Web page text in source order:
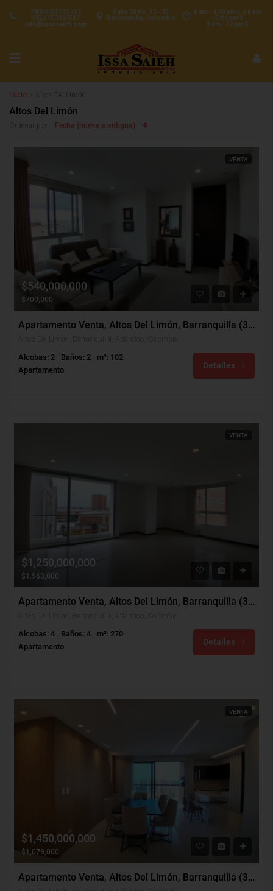
8 am - 4:30 pm L-J 8 am
- 5:00 pm V
8 am - 12 pm S
Calle 70 No. 57 - 25
Barranquilla, Colombia
PBX 6053533427
CEL3157227537
info@issasaieh.com
Inicio Altos Del Limón
Altos Del Limón
Fecha (nueva a antigua)
VENTA
$540,000,000
$700,000
Apartamento Venta, Altos Del Limón, Barranquilla (31752)
Alcobas: 2 Baños: 2
m²: 102
Apartamento
Detalles
VENTA
$1,250,000,000
$1,963,000
Apartamento Venta, Altos Del Limón, Barranquilla (31751)
Alcobas: 4 Baños: 4
m²: 270
Apartamento
Detalles
VENTA
$1,450,000,000
$1,079,000
Apartamento Venta, Altos Del Limón, Barranquilla (31680)